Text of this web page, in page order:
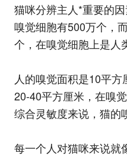
猫咪分辨主人*重要的
嗅觉细胞有500万个，
个，在嗅觉细胞上是人
人的嗅觉面积是10平
20-40平方厘米，在嗅
综合灵敏度来说，猫的
每一个人对猫咪来说就